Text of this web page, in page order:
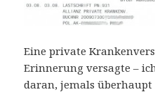
Eine private
Erinnerung versagte –
daran, jemals